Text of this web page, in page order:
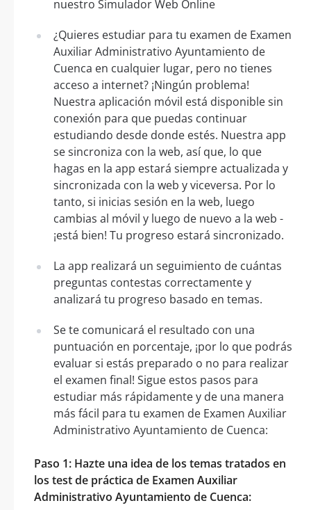
nuestro Simulador Web Online
¿Quieres estudiar para tu examen de Examen
Auxiliar Administrativo Ayuntamiento de
Cuenca en cualquier lugar, pero no tienes
acceso a internet? ¡Ningún problema!
Nuestra aplicación móvil está disponible sin
conexión para que puedas continuar
estudiando desde donde estés. Nuestra app
se sincroniza con la web, así que, lo que
hagas en la app estará siempre actualizada y
sincronizada con la web y viceversa. Por lo
tanto, si inicias sesión en la web, luego
cambias al móvil y luego de nuevo a la web -
¡está bien! Tu progreso estará sincronizado.
La app realizará un seguimiento de cuántas
preguntas contestas correctamente y
analizará tu progreso basado en temas.
Se te comunicará el resultado con una
puntuación en porcentaje, ¡por lo que podrás
evaluar si estás preparado o no para realizar
el examen final! Sigue estos pasos para
estudiar más rápidamente y de una manera
más fácil para tu examen de Examen Auxiliar
Administrativo Ayuntamiento de Cuenca:
Paso 1: Hazte una idea de los temas tratados en
los test de práctica de Examen Auxiliar
Administrativo Ayuntamiento de Cuenca: